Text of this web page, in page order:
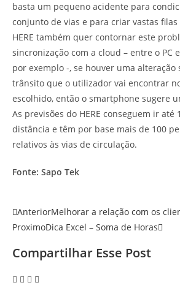
basta um pequeno acidente para
conjunto de vias e para criar vastas
HERE também quer contornar este
sincronização com a cloud – entre o PC
por exemplo -, se houver uma alteração
trânsito que o utilizador vai encontrar
escolhido, então o smartphone sugere
As previsões do HERE conseguem ir até
distância e têm por base mais de 100
relativos às vias de circulação.
Fonte: Sapo Tek
AnteriorMelhorar a relação com os
ProximoDica Excel – Soma de Horas
Compartilhar Esse Post